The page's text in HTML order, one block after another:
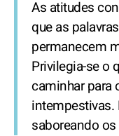
As atitudes
que as
permanecem
Privilegia-se o
caminhar para
intempestivas.
saboreando